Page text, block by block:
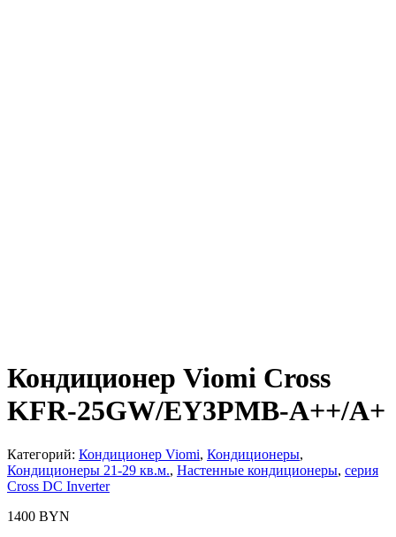
Кондиционер Viomi Cross
KFR-25GW/EY3PMB-A++/A+
Категорий: Кондиционер Viomi, Кондиционеры,
Кондиционеры 21-29 кв.м., Настенные кондиционеры, серия
Cross DC Inverter
1400 BYN